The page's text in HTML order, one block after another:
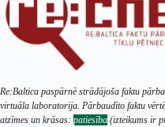
Re:Baltica paspārnē strādājoša faktu
virtuāla laboratorija. Pārbaudīto faktu
atzīmes un krāsas: patiesība (izteikums ir